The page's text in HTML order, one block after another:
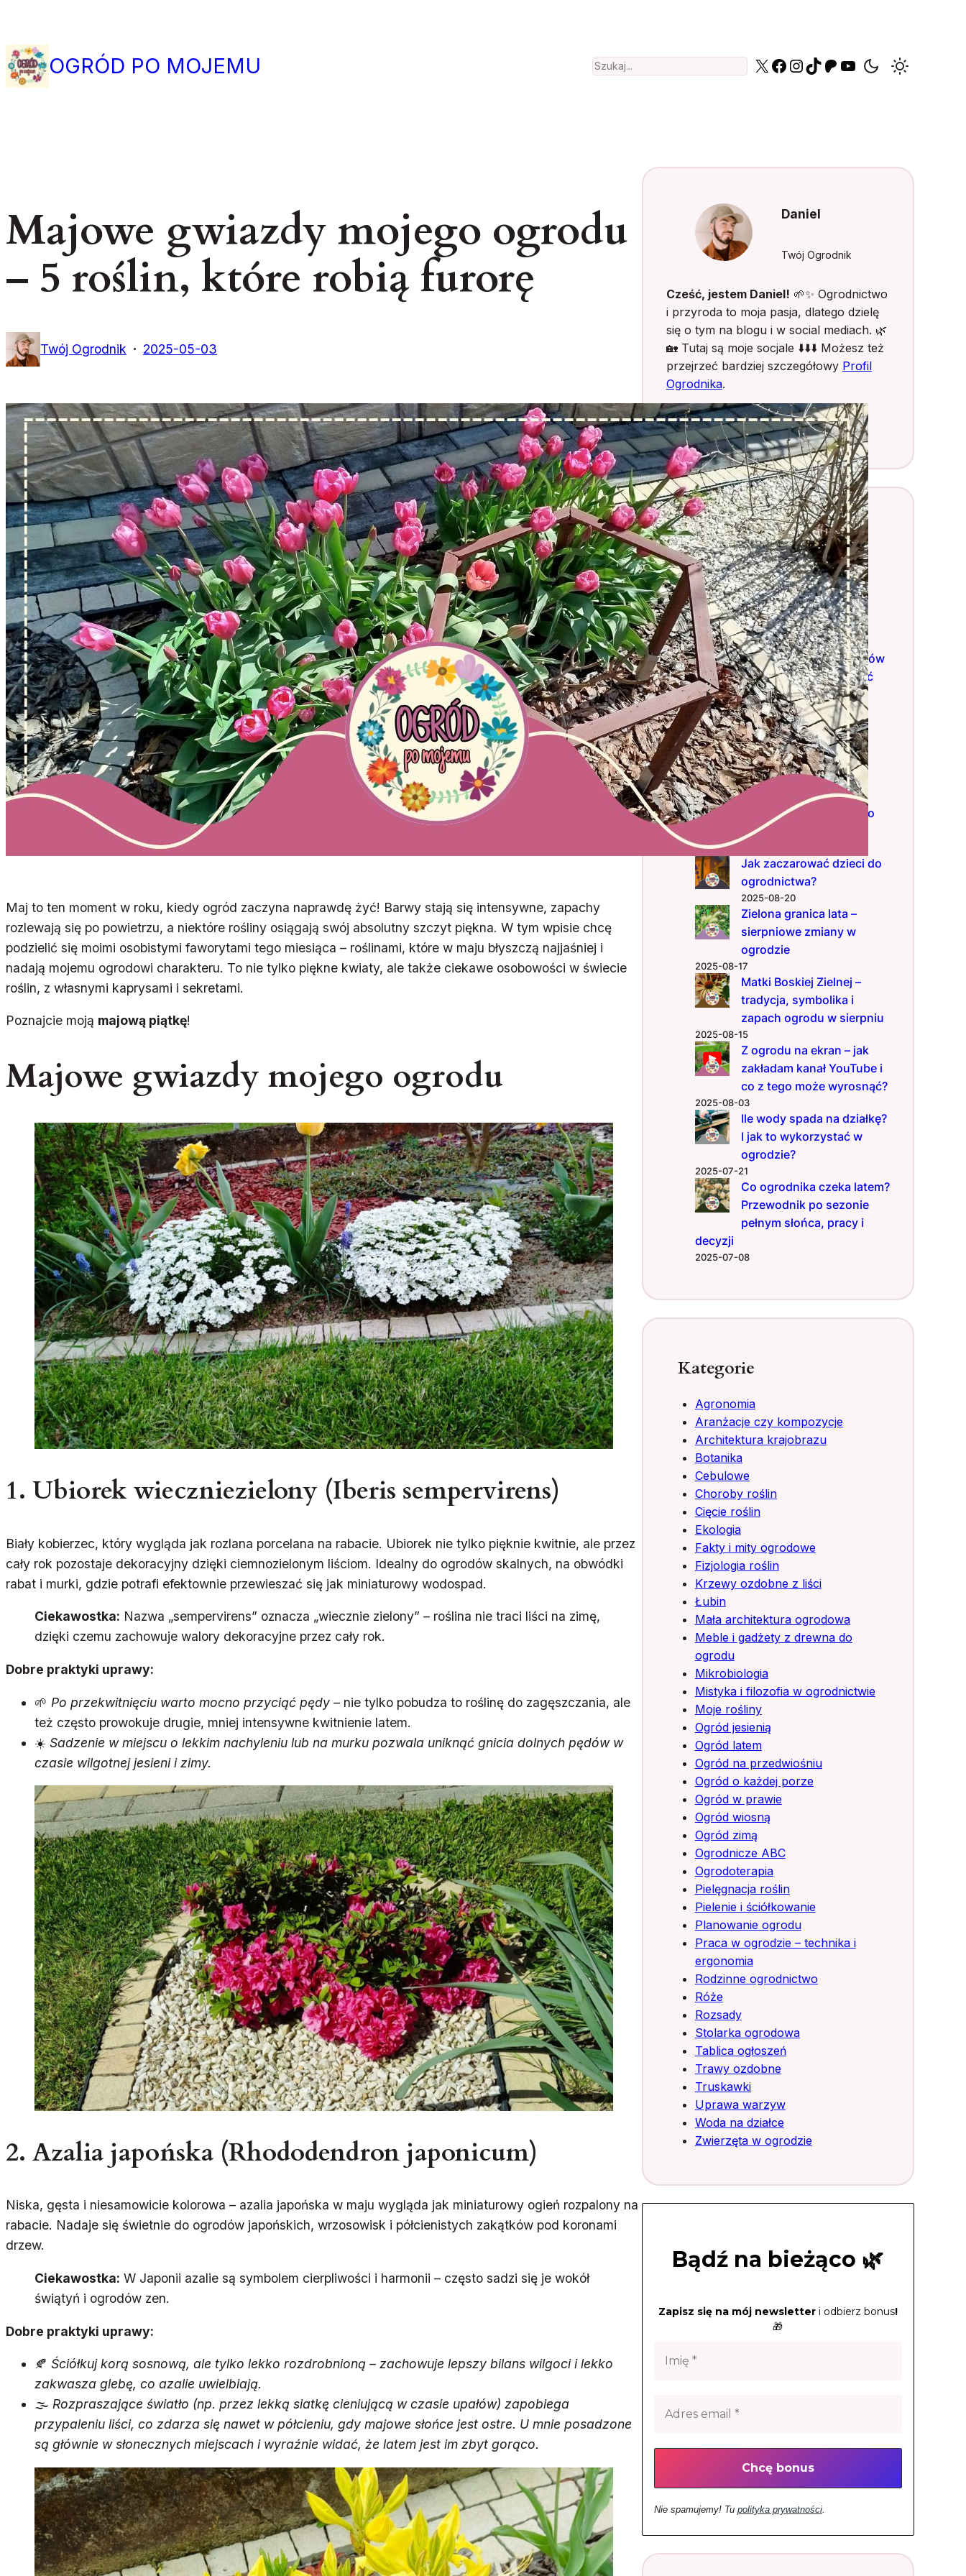
treści
OGRÓD PO MOJEMU Search X Facebook
Instagram
TikTok
Patreon
YouTube
Majowe gwiazdy mojego ogrodu
– 5 roślin, które robią furorę
Twój Ogrodnik · 2025-05-03
Maj to ten moment w roku, kiedy ogród zaczyna naprawdę żyć! Barwy stają się intensywne, zapachy
rozlewają się po powietrzu, a niektóre rośliny osiągają swój absolutny szczyt piękna. W tym wpisie chcę
podzielić się moimi osobistymi faworytami tego miesiąca – roślinami, które w maju błyszczą najjaśniej i
nadają mojemu ogrodowi charakteru. To nie tylko piękne kwiaty, ale także ciekawe osobowości w świecie
roślin, z własnymi kaprysami i sekretami.
Poznajcie moją majową piątkę!
Majowe gwiazdy mojego ogrodu
1. Ubiorek wieczniezielony (Iberis sempervirens)
Biały kobierzec, który wygląda jak rozlana porcelana na rabacie. Ubiorek nie tylko pięknie kwitnie, ale przez
cały rok pozostaje dekoracyjny dzięki ciemnozielonym liściom. Idealny do ogrodów skalnych, na obwódki
rabat i murki, gdzie potrafi efektownie przewieszać się jak miniaturowy wodospad.
Ciekawostka: Nazwa „sempervirens” oznacza „wiecznie zielony” – roślina nie traci liści na zimę,
dzięki czemu zachowuje walory dekoracyjne przez cały rok.
Dobre praktyki uprawy:
🌱 Po przekwitnięciu warto mocno przyciąć pędy – nie tylko pobudza to roślinę do zagęszczania, ale
też często prowokuje drugie, mniej intensywne kwitnienie latem.
☀️ Sadzenie w miejscu o lekkim nachyleniu lub na murku pozwala uniknąć gnicia dolnych pędów w
czasie wilgotnej jesieni i zimy.
2. Azalia japońska (Rhododendron japonicum)
Niska, gęsta i niesamowicie kolorowa – azalia japońska w maju wygląda jak miniaturowy ogień rozpalony na
rabacie. Nadaje się świetnie do ogrodów japońskich, wrzosowisk i półcienistych zakątków pod koronami
drzew.
Ciekawostka: W Japonii azalie są symbolem cierpliwości i harmonii – często sadzi się je wokół
świątyń i ogrodów zen.
Dobre praktyki uprawy:
🍂 Ściółkuj korą sosnową, ale tylko lekko rozdrobnioną – zachowuje lepszy bilans wilgoci i lekko
zakwasza glebę, co azalie uwielbiają.
🌫️ Rozpraszające światło (np. przez lekką siatkę cieniującą w czasie upałów) zapobiega
przypaleniu liści, co zdarza się nawet w półcieniu, gdy majowe słońce jest ostre. U mnie posadzone
są głównie w słonecznych miejscach i wyraźnie widać, że latem jest im zbyt gorąco.
Daniel
Twój Ogrodnik
Cześć, jestem Daniel! 🌱✨ Ogrodnictwo
i przyroda to moja pasja, dlatego dzielę
się o tym na blogu i w social mediach. 🌿
🏡 Tutaj są moje socjale ⬇️⬇️⬇️ Możesz też
przejrzeć bardziej szczegółowy Profil
Ogrodnika.
Facebook InstagramX
Najnowsze wpisy
25 małych drzew
ozdobnych do
nowoczesnego ogrodu
2025-12-01
Hotel pod Aronią – jak
zrobić domek dla owadów
krok po kroku i zaprosić
naturę do ogrodu
2025-10-12
Jak zagospodarować
skarpę irgą Dammera –
poradnik i mój przykład
2025-10-05
Koniec lata — między
światami, czyli dlaczego
nie miałem czasu pisać
2025-09-14
Jak zaczarować dzieci do
ogrodnictwa?
2025-08-20
Zielona granica lata –
sierpniowe zmiany w
ogrodzie
2025-08-17
Matki Boskiej Zielnej –
tradycja, symbolika i
zapach ogrodu w sierpniu
2025-08-15
Z ogrodu na ekran – jak
zakładam kanał YouTube i
co z tego może wyrosnąć?
2025-08-03
Ile wody spada na działkę?
I jak to wykorzystać w
ogrodzie?
2025-07-21
Co ogrodnika czeka latem?
Przewodnik po sezonie
pełnym słońca, pracy i
decyzji
2025-07-08
Kategorie
Agronomia
Aranżacje czy kompozycje
Architektura krajobrazu
Botanika
Cebulowe
Choroby roślin
Cięcie roślin
Ekologia
Fakty i mity ogrodowe
Fizjologia roślin
Krzewy ozdobne z liści
Łubin
Mała architektura ogrodowa
Meble i gadżety z drewna do
ogrodu
Mikrobiologia
Mistyka i filozofia w ogrodnictwie
Moje rośliny
Ogród jesienią
Ogród latem
Ogród na przedwiośniu
Ogród o każdej porze
Ogród w prawie
Ogród wiosną
Ogród zimą
Ogrodnicze ABC
Ogrodoterapia
Pielęgnacja roślin
Pielenie i ściółkowanie
Planowanie ogrodu
Praca w ogrodzie – technika i
ergonomia
Rodzinne ogrodnictwo
Róże
Rozsady
Stolarka ogrodowa
Tablica ogłoszeń
Trawy ozdobne
Truskawki
Uprawa warzyw
Woda na działce
Zwierzęta w ogrodzie
Bądź na bieżąco 🌿
Zapisz się na mój newsletter i odbierz bonus!
🎁
Nie spamujemy! Tu polityka prywatności.